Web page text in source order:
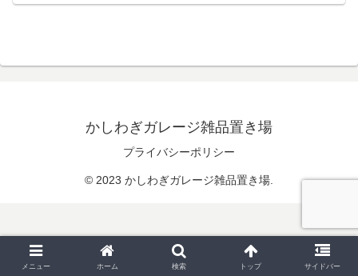
かしわぎガレージ雑品置き場
プライバシーポリシー
© 2023 かしわぎガレージ雑品置き場.
メニュー ホーム 検索 トップ サイドバー